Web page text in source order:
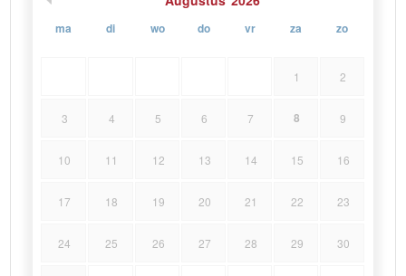
ma di wo do vr za zo
1 2
3 4 5 6 7 8 9
10 11 12 13 14 15 16
17 18 19 20 21 22 23
24 25 26 27 28 29 30